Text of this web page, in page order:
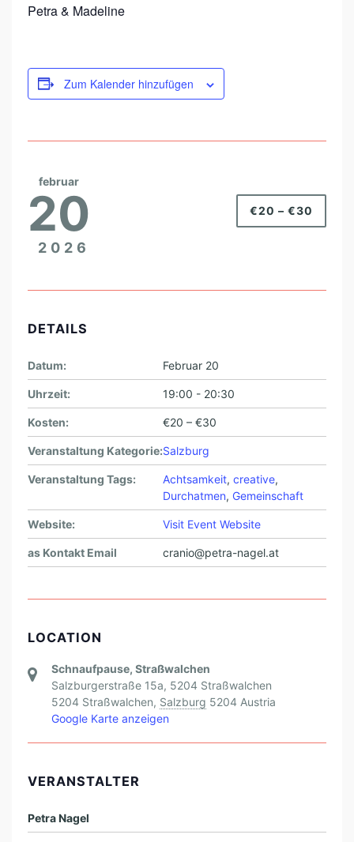
Petra & Madeline
Zum Kalender hinzufügen
februar
20
2026
€20 – €30
DETAILS
Datum: Februar 20
Uhrzeit: 19:00 - 20:30
Kosten: €20 – €30
Veranstaltung Kategorie:Salzburg
Veranstaltung Tags: Achtsamkeit, creative,
Durchatmen, Gemeinschaft
Website: Visit Event Website
as Kontakt Email cranio@petra-nagel.at
LOCATION
Schnaufpause, Straßwalchen
Salzburgerstraße 15a, 5204 Straßwalchen
5204 Straßwalchen, Salzburg 5204 Austria
Google Karte anzeigen
VERANSTALTER
Petra Nagel